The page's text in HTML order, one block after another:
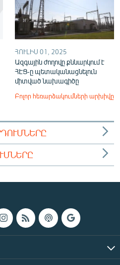
ՀՈՒԼԻՍ 01, 2025
Ազգային ժողովը քննարկում է
ՀԷՑ-ը պետականացնելուն
միտված նախագիծը
Բոլոր հեռարձակումների արխիվը